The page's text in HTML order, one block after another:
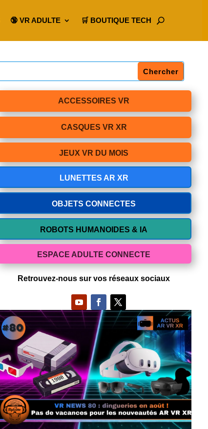
🔞 VR ADULTE 🛒 BOUTIQUE TECH
ACCESSOIRES VR
CASQUES VR XR
JEUX VR DU MOIS
LUNETTES AR XR
OBJETS CONNECTES
ROBOTS HUMANOIDES & IA
ESPACE ADULTE CONNECTE
Retrouvez-nous sur vos réseaux sociaux